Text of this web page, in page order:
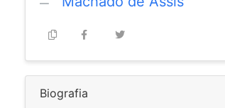
Biografia